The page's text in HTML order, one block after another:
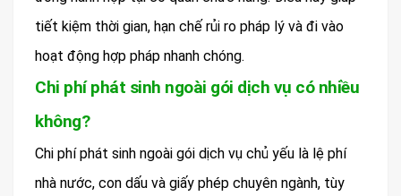
tiết kiệm thời gian, hạn chế rủi ro pháp lý và đi vào
hoạt động hợp pháp nhanh chóng.
Chi phí phát sinh ngoài gói dịch vụ có nhiều
không?
Chi phí phát sinh ngoài gói dịch vụ chủ yếu là lệ phí
nhà nước, con dấu và giấy phép chuyên ngành, tùy